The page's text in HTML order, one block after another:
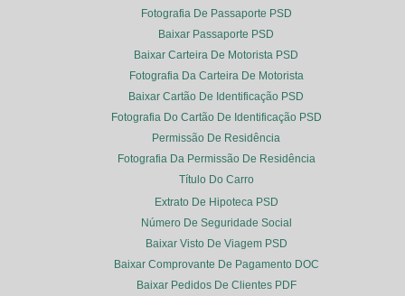
Fotografia De Passaporte PSD
Baixar Passaporte PSD
Baixar Carteira De Motorista PSD
Fotografia Da Carteira De Motorista
Baixar Cartão De Identificação PSD
Fotografia Do Cartão De Identificação PSD
Permissão De Residência
Fotografia Da Permissão De Residência
Título Do Carro
Extrato De Hipoteca PSD
Número De Seguridade Social
Baixar Visto De Viagem PSD
Baixar Comprovante De Pagamento DOC
Baixar Pedidos De Clientes PDF